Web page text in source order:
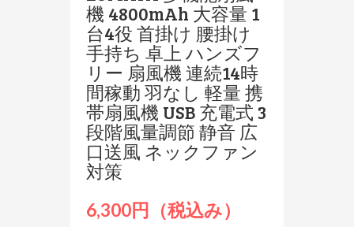
機 4800mAh 大容量 1
台4役 首掛け 腰掛け
手持ち 卓上 ハンズフ
リー 扇風機 連続14時
間稼動 羽なし 軽量 携
帯扇風機 USB 充電式 3
段階風量調節 静音 広
口送風 ネックファン
対策
6,300円（税込み）